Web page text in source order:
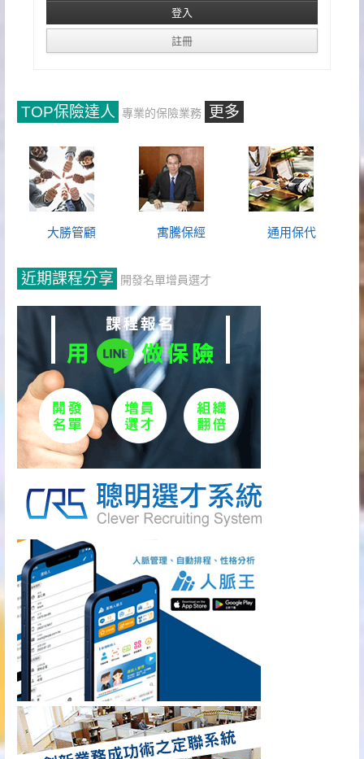
TOP保險達人 專業的保險業務 更多
大勝管顧 寓騰保經 通用保代
近期課程分享 開發名單增員選才